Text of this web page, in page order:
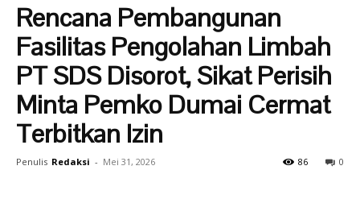
Rencana Pembangunan
Fasilitas Pengolahan Limbah
PT SDS Disorot, Sikat Perisih
Minta Pemko Dumai Cermat
Terbitkan Izin
Penulis Redaksi - Mei 31, 2026 0
86